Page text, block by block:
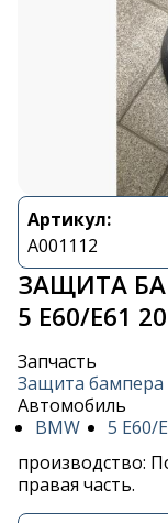
Артикул:
A001112
ЗАЩИТА
5 E60/E61
Запчасть
Защита бампера
Автомобиль
BMW
5 E60/
производство:
правая часть.